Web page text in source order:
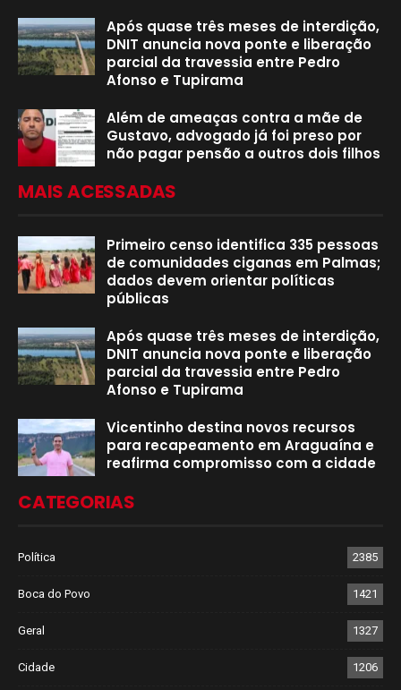
Após quase três meses de interdição,
DNIT anuncia nova ponte e liberação
parcial da travessia entre Pedro
Afonso e Tupirama
Além de ameaças contra a mãe de
Gustavo, advogado já foi preso por
não pagar pensão a outros dois filhos
MAIS ACESSADAS
Primeiro censo identifica 335 pessoas
de comunidades ciganas em Palmas;
dados devem orientar políticas
públicas
Após quase três meses de interdição,
DNIT anuncia nova ponte e liberação
parcial da travessia entre Pedro
Afonso e Tupirama
Vicentinho destina novos recursos
para recapeamento em Araguaína e
reafirma compromisso com a cidade
CATEGORIAS
Política 2385
Boca do Povo 1421
Geral 1327
Cidade 1206